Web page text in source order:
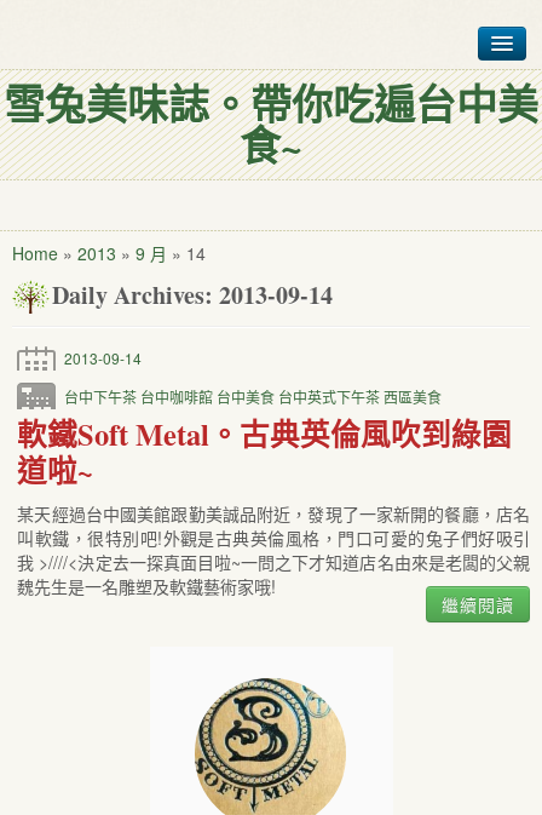
雪兔美味誌。帶你吃遍台中美
食~
首頁
台中美食排行榜
Home » 2013 » 9 月 » 14
Daily Archives: 2013-09-14
2013-09-14
台中下午茶 台中咖啡館 台中美食 台中英式下午茶西區美食
軟鐵Soft Metal。古典英倫風吹到綠園
道啦~
某天經過台中國美館跟勤美誠品附近，發現了一家新開的餐廳，店名
叫軟鐵，很特別吧!外觀是古典英倫風格，門口可愛的兔子們好吸引
我 >////<決定去一探真面目啦~一問之下才知道店名由來是老闆的父親
魏先生是一名雕塑及軟鐵藝術家哦!
繼續閱讀